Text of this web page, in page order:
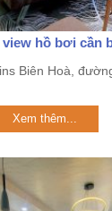
hồ bơi cần
Biên Hoà,
Xem thêm...